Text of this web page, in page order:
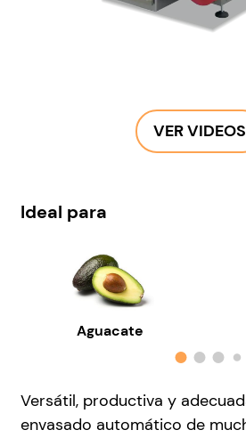
VER VIDEOS
Ideal para
Aguacate
Versátil, productiva y
envasado automático de